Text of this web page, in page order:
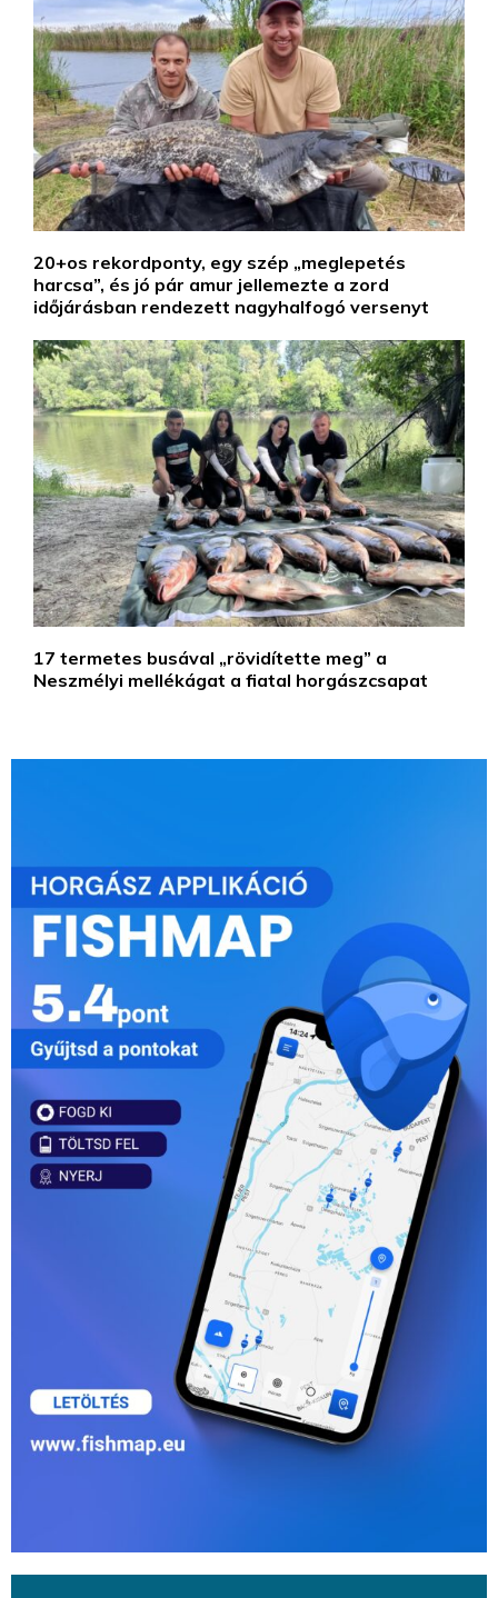
20+os rekordponty, egy szép „meglepetés
harcsa”, és jó pár amur jellemezte a zord
időjárásban rendezett nagyhalfogó versenyt
17 termetes busával „rövidítette meg” a
Neszmélyi mellékágat a fiatal horgászcsapat